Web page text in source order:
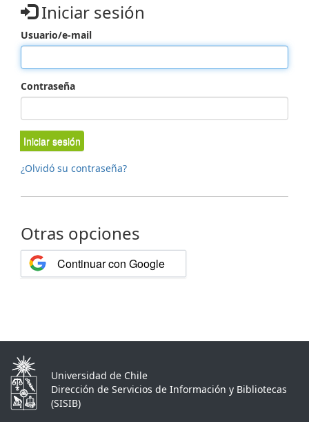
Iniciar sesión
Usuario/e-mail
Contraseña
Iniciar sesión
¿Olvidó su contraseña?
Otras opciones
Continuar con Google
Universidad de Chile
Dirección de Servicios de Información y Bibliotecas
(SISIB)